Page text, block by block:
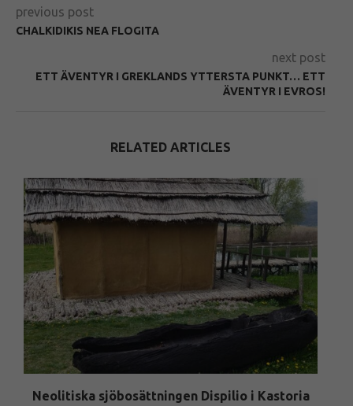
previous post
CHALKIDIKIS NEA FLOGITA
next post
ETT ÄVENTYR I GREKLANDS YTTERSTA PUNKT… ETT
ÄVENTYR I EVROS!
RELATED ARTICLES
Neolitiska sjöbosättningen Dispilio i Kastoria